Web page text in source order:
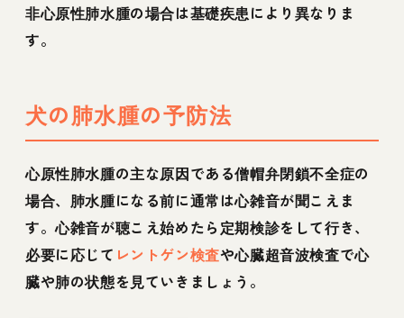
非心原性肺水腫の場合は基礎疾患により異なりま
す。
犬の肺水腫の予防法
心原性肺水腫の主な原因である僧帽弁閉鎖不全症の
場合、肺水腫になる前に通常は心雑音が聞こえま
す。心雑音が聴こえ始めたら定期検診をして行き、
必要に応じて レントゲン検査や心臓超音波検査で心
臓や肺の状態を見ていきましょう。